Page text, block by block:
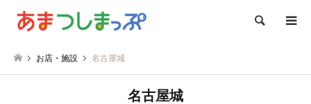
検索
お店・施設 名古屋城
名古屋城